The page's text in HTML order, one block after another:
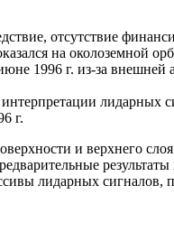
отсутствие
на околоземной
1996 г. из-за
г.
и верхнего
лидарных